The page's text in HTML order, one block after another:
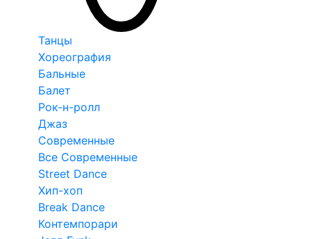
Танцы
Хореография
Бальные
Балет
Рок-н-ролл
Джаз
Современные
Все Современные
Street Dance
Хип-хоп
Break Dance
Контемпорари